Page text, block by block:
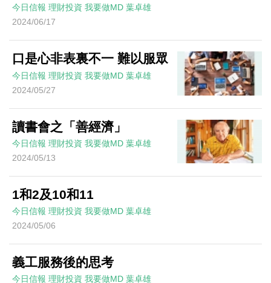
今日信報 理財投資 我要做MD 葉卓雄
2024/06/17
口是心非表裏不一 難以服眾
今日信報 理財投資 我要做MD 葉卓雄
2024/05/27
讀書會之「善經濟」
今日信報 理財投資 我要做MD 葉卓雄
2024/05/13
1和2及10和11
今日信報 理財投資 我要做MD 葉卓雄
2024/05/06
義工服務後的思考
今日信報 理財投資 我要做MD 葉卓雄